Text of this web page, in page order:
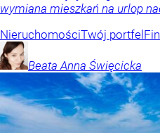
wymiana mieszkań na urlop
NieruchomościTwój portfel
Beata Anna Święcicka